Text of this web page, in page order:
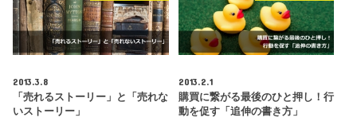
2013.3.8
「売れるストーリー」と「売れな
いストーリー」
2013.2.1
購買に繋がる最後のひと押し！行
動を促す「追伸の書き方」